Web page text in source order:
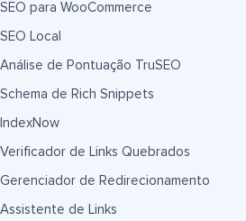
SEO para WooCommerce
SEO Local
Análise de Pontuação TruSEO
Schema de Rich Snippets
IndexNow
Verificador de Links Quebrados
Gerenciador de Redirecionamento
Assistente de Links